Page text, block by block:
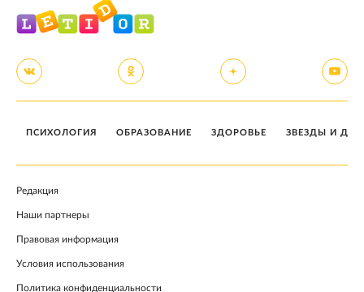
ПСИХОЛОГИЯ ОБРАЗОВАНИЕ ЗДОРОВЬЕ ЗВЕЗДЫ И
Редакция
Наши партнеры
Правовая информация
Условия использования
Политика конфиденциальности